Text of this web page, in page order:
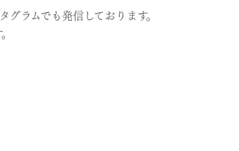
ラムでも発信しております。